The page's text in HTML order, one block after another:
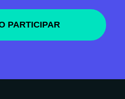
PARTICIPAR